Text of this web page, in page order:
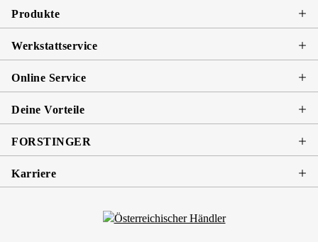
Produkte
Werkstattservice
Online Service
Deine Vorteile
FORSTINGER
Karriere